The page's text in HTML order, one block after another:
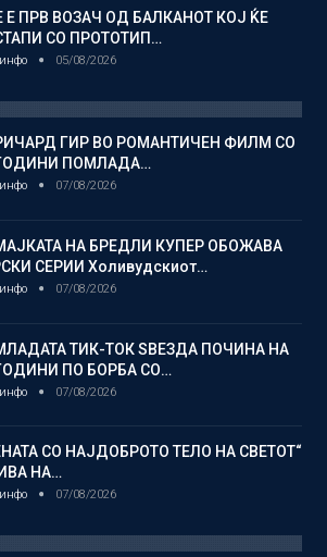
Е ПРВ ВОЗАЧ ОД БАЛКАНОТ КОЈ ЌЕ
СО ПРОТОТИП…
05/08/2026
ГИР ВО РОМАНТИЧЕН ФИЛМ СО
ПОМЛАДА…
07/08/2026
НА БРЕДЛИ КУПЕР ОБОЖАВА
СЕРИИ Холивудскиот…
07/08/2026
ТИК-ТОК ЅВЕЗДА ПОЧИНА НА
ПО БОРБА СО…
07/08/2026
СО НАЈДОБРОТО ТЕЛО НА СВЕТОТ“
НА…
07/08/2026